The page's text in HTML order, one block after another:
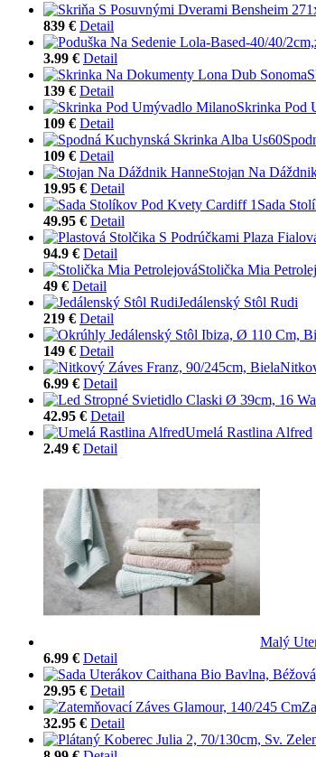
839 € Detail
3.99 € Detail
139 € Detail
Skrinka Pod
109 € Detail
109 € Detail
Stojan Na
19.95 € Detail
Sada
49.95 € Detail
94.9 € Detail
Stolička Mia
49 € Detail
Jedálenský Stôl Rudi
219 € Detail
149 € Detail
6.99 € Detail
42.95 € Detail
Umelá Rastlina Alfred
2.49 € Detail
Malý
6.99 € Detail
29.95 € Detail
32.95 € Detail